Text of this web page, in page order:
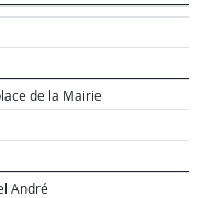
de la Mairie
André